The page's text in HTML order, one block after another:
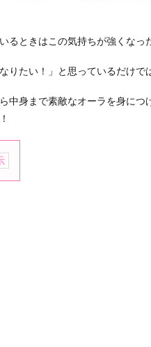
るときはこの気持ちが強くなっ
りたい！」と思っているだけで
中身まで素敵なオーラを身に